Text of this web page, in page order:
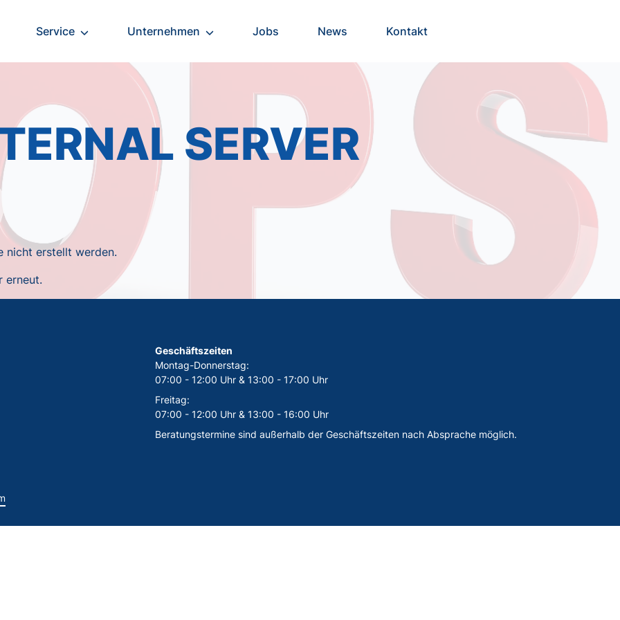
Service Unternehmen Jobs News Kontakt
SERVER
nicht erstellt werden.
erneut.
Geschäftszeiten
Montag-Donnerstag:
07:00 - 12:00 Uhr & 13:00 - 17:00 Uhr
Freitag:
07:00 - 12:00 Uhr & 13:00 - 16:00 Uhr
Beratungstermine sind außerhalb der Geschäftszeiten nach Absprache möglich.